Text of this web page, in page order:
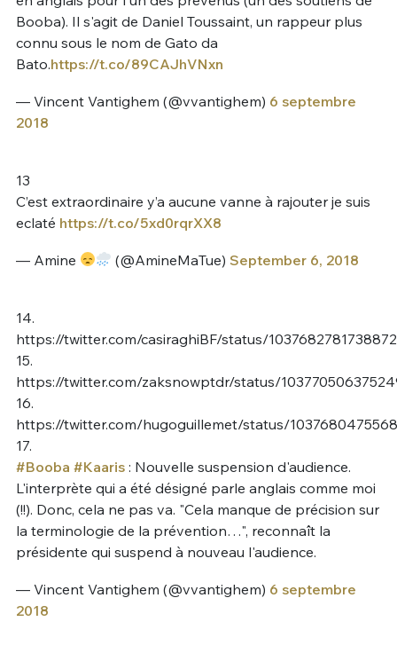
Booba). Il s'agit de Daniel Toussaint, un rappeur plus
connu sous le nom de Gato da
Bato.https://t.co/89CAJhVNxn
— Vincent Vantighem (@vvantighem) 6 septembre
2018
13
C’est extraordinaire y’a aucune vanne à rajouter je suis
eclaté https://t.co/5xd0rqrXX8
— Amine (@AmineMaTue) September 6, 2018
14.
https://twitter.com/casiraghiBF/status/
15.
https://twitter.com/zaksnowptdr/status/
16.
https://twitter.com/hugoguillemet/status/
17.
#Booba #Kaaris: Nouvelle suspension d'audience.
L'interprète qui a été désigné parle anglais comme moi
(!!). Donc, cela ne pas va. "Cela manque de précision sur
la terminologie de la prévention…", reconnaît la
présidente qui suspend à nouveau l'audience.
— Vincent Vantighem (@vvantighem) 6 septembre
2018